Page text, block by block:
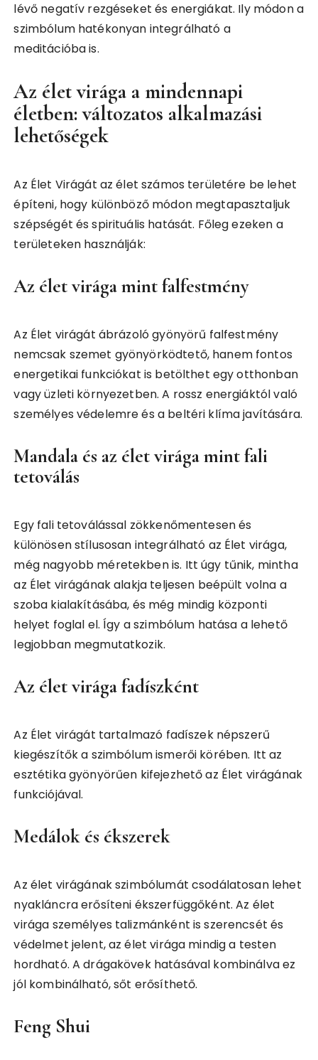
lévő negatív rezgéseket és energiákat. Ily módon a
szimbólum hatékonyan integrálható a
meditációba is.
Az élet virága a mindennapi
életben: változatos alkalmazási
lehetőségek
Az Élet Virágát az élet számos területére be lehet
építeni, hogy különböző módon megtapasztaljuk
szépségét és spirituális hatását. Főleg ezeken a
területeken használják:
Az élet virága mint falfestmény
Az Élet virágát ábrázoló gyönyörű falfestmény
nemcsak szemet gyönyörködtető, hanem fontos
energetikai funkciókat is betölthet egy otthonban
vagy üzleti környezetben. A rossz energiáktól való
személyes védelemre és a beltéri klíma javítására.
Mandala és az élet virága mint fali
tetoválás
Egy fali tetoválással zökkenőmentesen és
különösen stílusosan integrálható az Élet virága,
még nagyobb méretekben is. Itt úgy tűnik, mintha
az Élet virágának alakja teljesen beépült volna a
szoba kialakításába, és még mindig központi
helyet foglal el. Így a szimbólum hatása a lehető
legjobban megmutatkozik.
Az élet virága fadíszként
Az Élet virágát tartalmazó fadíszek népszerű
kiegészítők a szimbólum ismerői körében. Itt az
esztétika gyönyörűen kifejezhető az Élet virágának
funkciójával.
Medálok és ékszerek
Az élet virágának szimbólumát csodálatosan lehet
nyakláncra erősíteni ékszerfüggőként. Az élet
virága személyes talizmánként is szerencsét és
védelmet jelent, az élet virága mindig a testen
hordható. A drágakövek hatásával kombinálva ez
jól kombinálható, sőt erősíthető.
Feng Shui